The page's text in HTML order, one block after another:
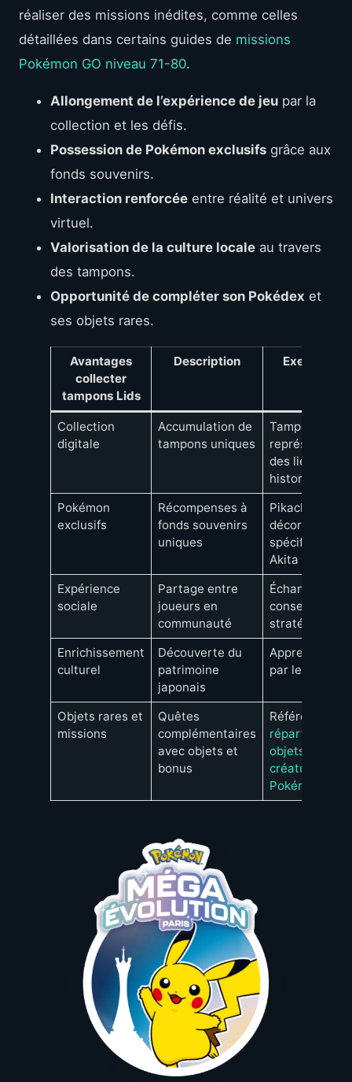
réaliser des missions inédites, comme celles
détaillées dans certains guides de missions
Pokémon GO niveau 71-80.
Allongement de l’expérience de jeu par la
collection et les défis.
Possession de Pokémon exclusifs grâce aux
fonds souvenirs.
Interaction renforcée entre réalité et univers
virtuel.
Valorisation de la culture locale au travers
des tampons.
Opportunité de compléter son Pokédex et
ses objets rares.
Avantages
collecter
tampons Lids
Description Exemples
Collection
digitale
Accumulation de
tampons uniques
Tampons
représentant
des lieux
historiques
Pokémon
exclusifs
Récompenses à
fonds souvenirs
uniques
Pikachu avec
décoration
spécifique à
Akita
Expérience
sociale
Partage entre
joueurs en
communauté
Échanges de
conseils et
stratégies
Enrichissement
culturel
Découverte du
patrimoine
japonais
Apprentissage
par le jeu
Objets rares et
missions
Quêtes
complémentaires
avec objets et
bonus
Références à
répartition
objets
créatures
Pokémon